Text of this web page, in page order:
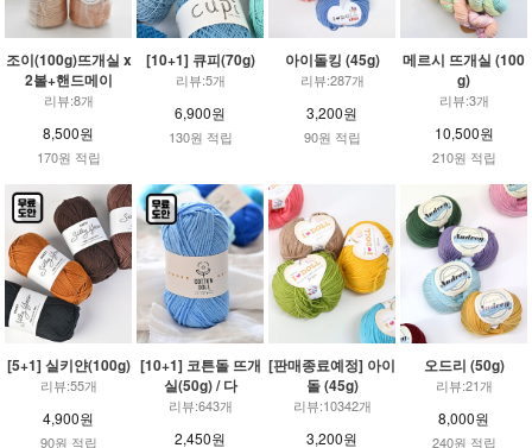
조이(100g)뜨개실 x
2볼+핸드메이
리뷰:8개
8,500원
170원 적립
[10+1] 큐피(70g)
리뷰:5개
6,900원
130원 적립
아이돌킹 (45g)
리뷰:287개
3,200원
90원 적립
메르시 뜨개실 (100
g)
리뷰:3개
10,500원
210원 적립
[5+1] 실키얀(100g)
리뷰:55개
4,900원
90원 적립
[10+1] 코튼돌 뜨개
실(50g) / 다
리뷰:643개
2,450원
[판매종료예정] 아이
돌 (45g)
리뷰:10342개
3,200원
오드리 (50g)
리뷰:21개
8,000원
240원 적립